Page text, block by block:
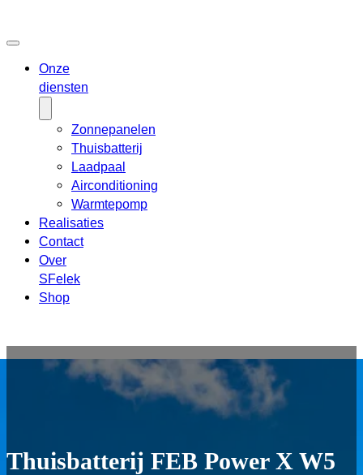
Onze
diensten
Zonnepanelen
Thuisbatterij
Laadpaal
Airconditioning
Warmtepomp
Realisaties
Contact
Over
SFelek
Shop
Thuisbatterij FEB Power X W5